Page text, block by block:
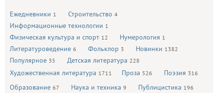
Ежедневники 1 Строительство 4
Информационные технологии 1
Физическая культура и спорт 12 Нумерология 1
Литературоведение 6 Фольклор 3 Новинки 1382
Популярное 35 Детская литература 228
Художественная литература 1711 Проза 526 Поэзия 316
Образование 67 Наука и техника 9 Публицистика 196